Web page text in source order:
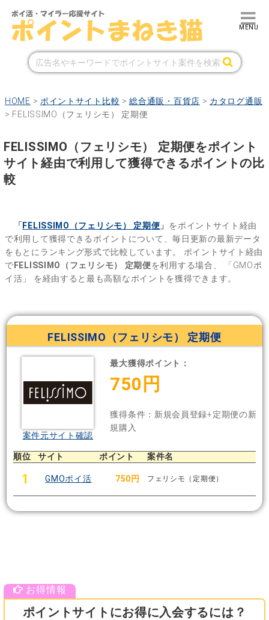
HOME > ポイントサイト比較 >総合通販・百貨店 > カタログ通販
> FELISSIMO（フェリシモ） 定期便
FELISSIMO（フェリシモ） 定期便をポイント
サイト経由で利用して獲得できるポイントの比
較
「 FELISSIMO（フェリシモ） 定期便 」 をポイントサイト経由
で利用して獲得できるポイントについて、毎日更新の最新データ
をもとにランキング形式で比較しています。 ポイントサイト経由
で FELISSIMO（フェリシモ） 定期便を利用する場合、
「GMOポ
イ活」
を経由すると最も高額なポイントを獲得できます。
FELISSIMO（フェリシモ） 定期便
案件元サイト確認
最大獲得ポイント：
750円
獲得条件：新規会員登録+定期便の新
規購入
順位 サイト ポイント 案件名
1 GMOポイ活 750円 フェリシモ（定期便）
ポイントサイトにお得に入会するには？